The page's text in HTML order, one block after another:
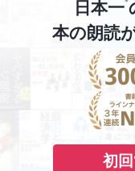
日本一
本の朗読
初